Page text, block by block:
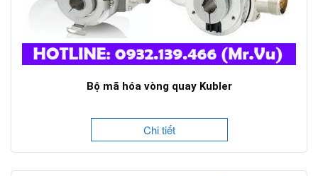
Bộ mã hóa vòng quay Kubler
Chi tiết